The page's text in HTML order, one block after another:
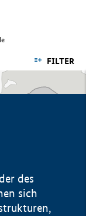
FILTER
des
sich